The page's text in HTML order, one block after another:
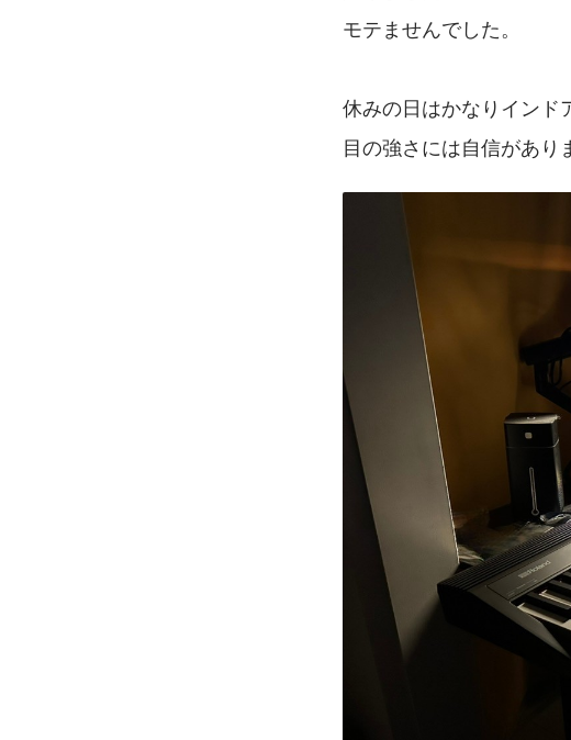
モテませんでした。
休みの日はかなりインド
目の強さには自信があり